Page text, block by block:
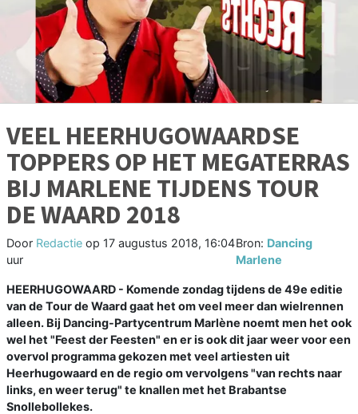
VEEL HEERHUGOWAARDSE
TOPPERS OP HET MEGATERRAS
BIJ MARLENE TIJDENS TOUR
DE WAARD 2018
Door Redactie op 17 augustus 2018, 16:04
uur
Bron: Dancing
Marlene
HEERHUGOWAARD - Komende zondag tijdens de 49e editie
van de Tour de Waard gaat het om veel meer dan wielrennen
alleen. Bij Dancing-Partycentrum Marlène noemt men het ook
wel het "Feest der Feesten" en er is ook dit jaar weer voor een
overvol programma gekozen met veel artiesten uit
Heerhugowaard en de regio om vervolgens "van rechts naar
links, en weer terug" te knallen met het Brabantse
Snollebollekes.